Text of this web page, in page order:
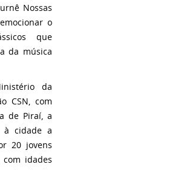
Nossas
o
que
da música
da
CSN, com
de Piraí, a
à cidade a
20 jovens
com idades